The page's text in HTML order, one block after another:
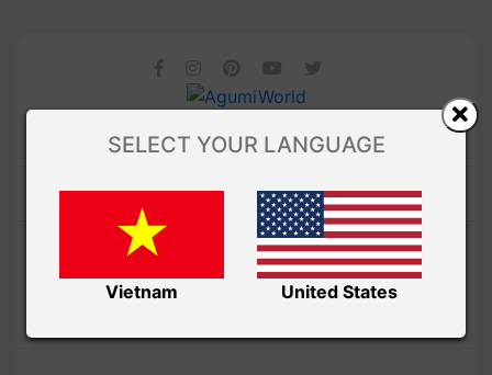
Amibuzz
CHART MÓC TIẾNG TRUNG
SELECT YOUR LANGUAGE
Vietnam United States